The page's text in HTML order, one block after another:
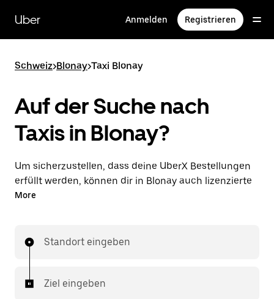
zum
Hauptinhalt
Uber Anmelden Registrieren
Schweiz>Blonay>Taxi Blonay
Auf der Suche nach
Taxis in Blonay?
Um sicherzustellen, dass deine UberX Bestellungen
erfüllt werden, können dir in Blonay auch lizenzierte
Taxifahrer*innen zugewiesen werden. In diesem Fall
UberX kennst, während du mit einem Taxi an dein
In einigen Städten der Schweiz kannst du in der
Uber App gezielt ein Taxi bestellen, wenn du sicher
More
Standort eingeben
Ziel eingeben